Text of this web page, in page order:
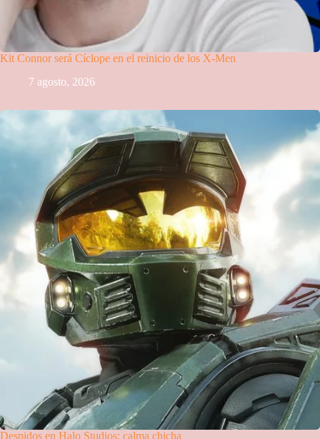
Kit Connor será Cíclope en el reinicio de los X-Men
7 agosto, 2026
Despidos en Halo Studios: calma chicha